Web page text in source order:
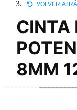
VOLVER
CINTA
8MM